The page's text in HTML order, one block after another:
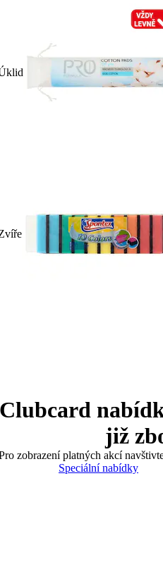
již
zobrazení platných akcí
Speciální nabídky